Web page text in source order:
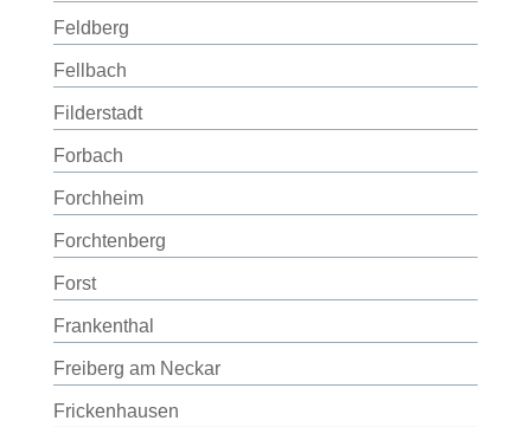
Feldberg
Fellbach
Filderstadt
Forbach
Forchheim
Forchtenberg
Forst
Frankenthal
Freiberg am Neckar
Frickenhausen